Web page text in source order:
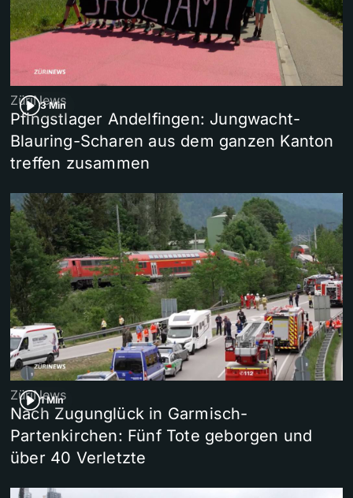
3 Min
ZüriNews
Pfingstlager Andelfingen: Jungwacht-
Blauring-Scharen aus dem ganzen Kanton
treffen zusammen
1 Min
ZüriNews
Nach Zugunglück in Garmisch-
Partenkirchen: Fünf Tote geborgen und
über 40 Verletzte